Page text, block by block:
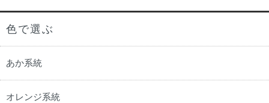
色で選ぶ
あか系統
オレンジ系統